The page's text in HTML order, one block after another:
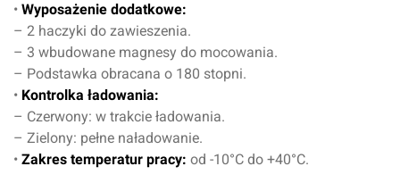
• Wyposażenie dodatkowe:
– 2 haczyki do zawieszenia.
– 3 wbudowane magnesy do mocowania.
– Podstawka obracana o 180 stopni.
• Kontrolka ładowania:
– Czerwony: w trakcie ładowania.
– Zielony: pełne naładowanie.
• Zakres temperatur pracy: od -10°C do +40°C.